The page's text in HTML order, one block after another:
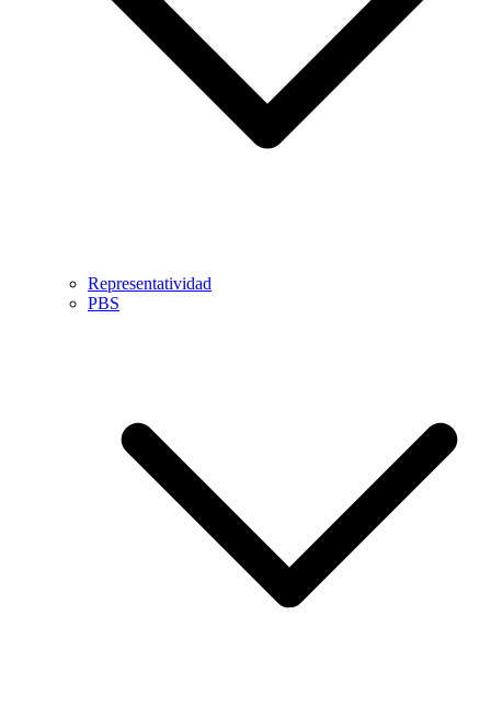
Representatividad
PBS